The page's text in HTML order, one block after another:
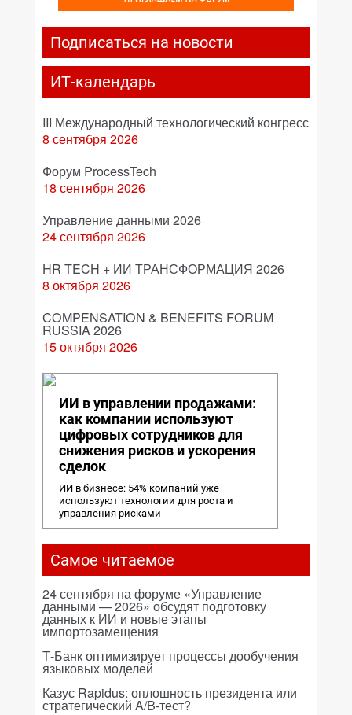
Подписаться на новости
ИТ-календарь
III Международный технологический конгресс
8 сентября 2026
Форум ProcessTech
18 сентября 2026
Управление данными 2026
24 сентября 2026
HR TECH + ИИ ТРАНСФОРМАЦИЯ 2026
8 октября 2026
COMPENSATION & BENEFITS FORUM
RUSSIA 2026
15 октября 2026
ИИ в управлении продажами:
как компании используют
цифровых сотрудников для
снижения рисков и ускорения
сделок
ИИ в бизнесе: 54% компаний уже
используют технологии для роста и
управления рисками
Самое читаемое
24 сентября на форуме «Управление
данными — 2026» обсудят подготовку
данных к ИИ и новые этапы
импортозамещения
Т-Банк оптимизирует процессы дообучения
языковых моделей
Казус Rapidus: оплошность президента или
стратегический A/B-тест?